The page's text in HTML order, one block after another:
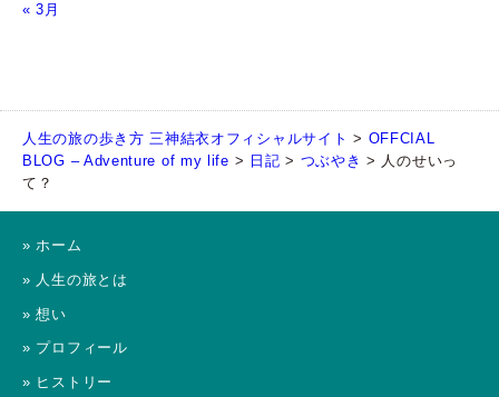
« 3月
人生の旅の歩き方 三神結衣オフィシャルサイト > OFFCIAL
BLOG – Adventure of my life > 日記 > つぶやき > 人のせいっ
て？
» ホーム
» 人生の旅とは
» 想い
» プロフィール
» ヒストリー